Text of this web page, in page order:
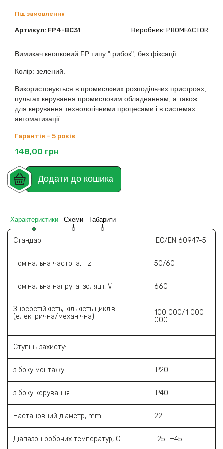
Під замовлення
Артикул: FP4-BC31 Виробник: PROMFACTOR
Вимикач кнопковий FP типу "грибок", без фіксації.
Колір: зелений.
Використовується в промислових розподільчих пристроях,
пультах керування промисловим обладнанням, а також
для керування технологічними процесами і в системах
автоматизації.
Гарантія - 5 років
148,00 грн
Додати до кошика
Характеристики Схеми Габарити
Стандарт IEC/EN 60947-5
Номінальна частота, Hz 50/60
Номінальна напруга ізоляції, V 660
Зносостійкість, кількість циклів
(електрична/механічна)
100 000/1 000
000
Ступінь захисту:
з боку монтажу IP20
з боку керування IP40
Настановний діаметр, mm 22
Діапазон робочих температур, С -25...+45